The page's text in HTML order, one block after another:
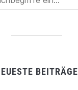
BEITRÄGE